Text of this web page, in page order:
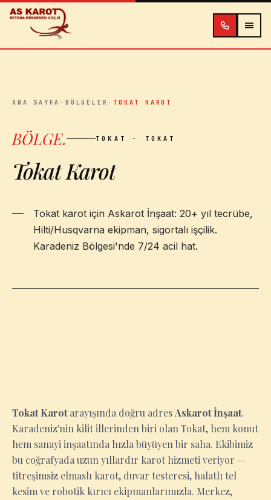
İçeriğe atla
ANA SAYFA ·BÖLGELER · TOKAT KAROT
BÖLGE. TOKAT · TOKAT
Tokat Karot
Tokat karot için Askarot İnşaat: 20+ yıl tecrübe,
Hilti/Husqvarna ekipman, sigortalı işçilik.
Karadeniz Bölgesi'nde 7/24 acil hat.
Tokat Karotarayışında doğru adresAskarot İnşaat.
Karadeniz'nin kilit illerinden biri olan Tokat, hem konut
hem sanayi inşaatında hızla büyüyen bir saha. Ekibimiz
bu coğrafyada uzun yıllardır karot hizmeti veriyor —
titreşimsiz elmaslı karot, duvar testeresi, halatlı tel
kesim ve robotik kırıcı ekipmanlarımızla. Merkez,